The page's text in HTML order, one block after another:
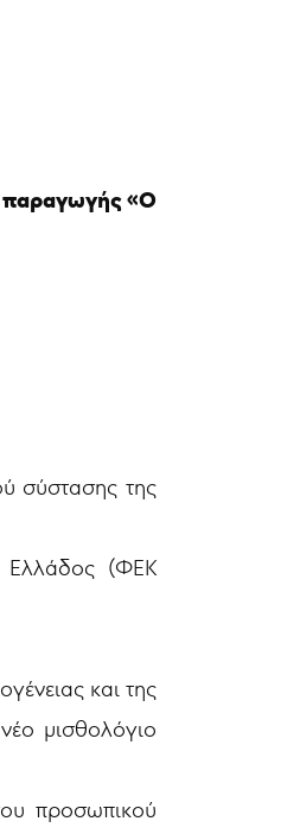
παραγωγής «Ο
σύστασης της
Ελλάδος (ΦΕΚ
και της
μισθολόγιο
προσωπικού